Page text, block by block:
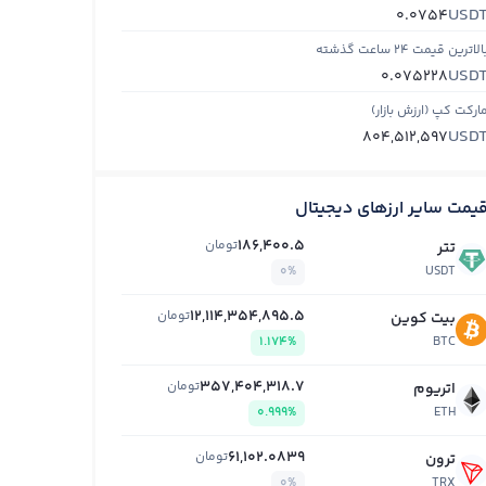
0.0754
قیمت ۲۴ ساعت گذشته
0.075228
مارکت کپ (ارزش بازار)
804,512,597
قیمت سایر ارزهای دیجیتال
تتر
USDT
186,400.5تومان
0%
بیت کوین
BTC
12,114,354,895.5تومان
1.174%
اتریوم
ETH
357,404,318.7تومان
0.999%
ترون 61,102.0839تومان